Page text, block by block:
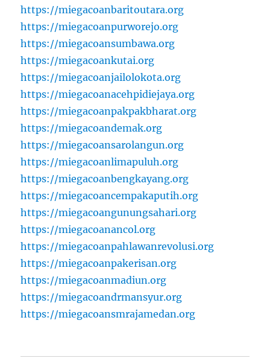
https://miegacoanbaritoutara.org
https://miegacoanpurworejo.org
https://miegacoansumbawa.org
https://miegacoankutai.org
https://miegacoanjailolokota.org
https://miegacoanacehpidiejaya.org
https://miegacoanpakpakbharat.org
https://miegacoandemak.org
https://miegacoansarolangun.org
https://miegacoanlimapuluh.org
https://miegacoanbengkayang.org
https://miegacoancempakaputih.org
https://miegacoangunungsahari.org
https://miegacoanancol.org
https://miegacoanpahlawanrevolusi.org
https://miegacoanpakerisan.org
https://miegacoanmadiun.org
https://miegacoandrmansyur.org
https://miegacoansmrajamedan.org